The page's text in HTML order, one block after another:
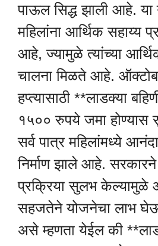
पाऊल सिद्ध झाली आहे. या
महिलांना आर्थिक सहाय्य
आहे, ज्यामुळे त्यांच्या
चालना मिळते आहे.
हप्त्यासाठी **लाडक्या
१५०० रुपये जमा होण्यास
सर्व पात्र महिलांमध्ये
निर्माण झाले आहे.
प्रक्रिया सुलभ केल्यामुळे
सहजतेने योजनेचा लाभ
असे म्हणता येईल की